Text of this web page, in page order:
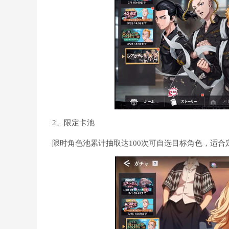
2、限定卡池
限时角色池累计抽取达100次可自选目标角色，适合